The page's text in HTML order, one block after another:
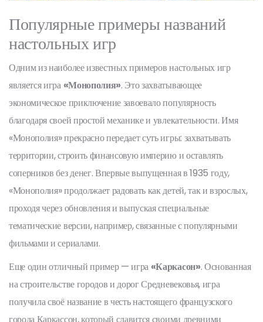
Популярные примеры названий
настольных игр
Одним из наиболее известных примеров настольных игр
является игра «Монополия». Это захватывающее
экономическое приключение завоевало популярность
благодаря своей простой механике и увлекательности. Имя
«Монополия» прекрасно передает суть игры: захватывать
территории, строить финансовую империю и оставлять
соперников без денег. Впервые выпущенная в 1935 году,
«Монополия» продолжает радовать как детей, так и взрослых,
проходя через обновления и выпуская специальные
тематические версии, например, связанные с популярными
фильмами и сериалами.
Еще один отличный пример — игра «Каркасон». Основанная
на строительстве городов и дорог Средневековья, игра
получила своё название в честь настоящего французского
города Каркассон, который славится своими древними